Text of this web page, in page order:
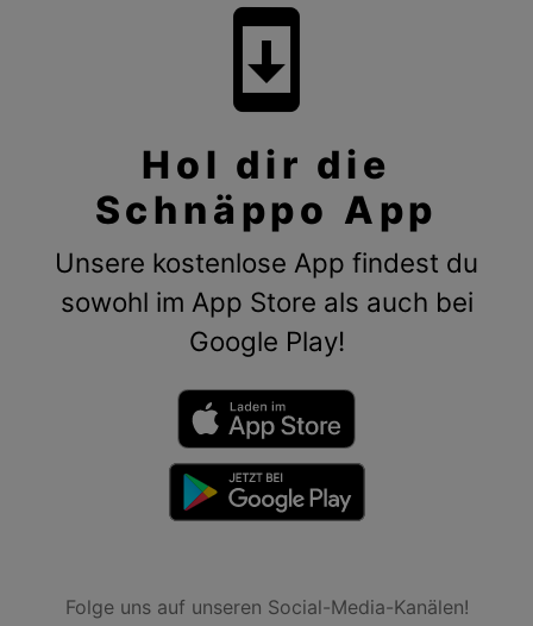
system_update
Hol dir die
Schnäppo App
Unsere kostenlose App findest du
sowohl im App Store als auch bei
Google Play!
Folge uns auf unseren Social-Media-Kanälen!